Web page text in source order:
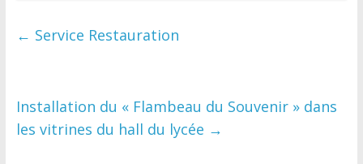
← Service Restauration
Installation du « Flambeau du Souvenir » dans
les vitrines du hall du lycée →